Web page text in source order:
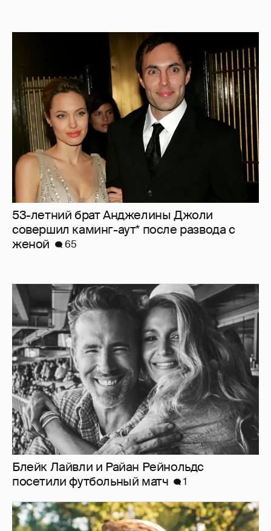
53-летний брат Анджелины Джоли
совершил каминг-аут* после развода с
женой
65
Блейк Лайвли и Райан Рейнольдс
посетили футбольный матч
1